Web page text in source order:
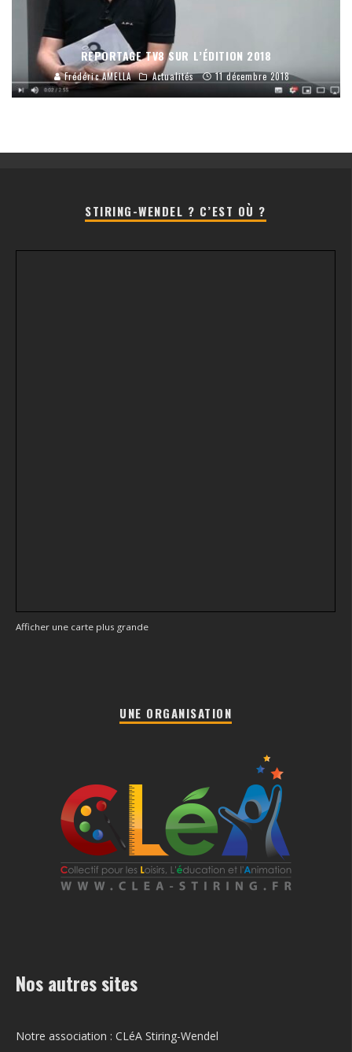
REPORTAGE TV8 SUR L’ÉDITION 2018
Frédéric AMELLA Actualités 11 décembre 2018
STIRING-WENDEL ? C’EST OÙ ?
Afficher une carte plus grande
UNE ORGANISATION
Nos autres sites
Notre association : CLéA Stiring-Wendel